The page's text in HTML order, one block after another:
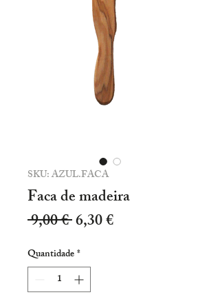
SKU: AZUL.FACA
Faca de madeira
9,00 € Preço
6,30 €Preço
Quantidade*